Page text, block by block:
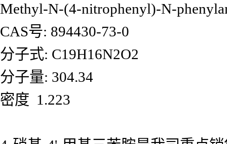
Methyl-N-(4-nitrophenyl)-N-
CAS号: 894430-73-0
分子式: C19H16N2O2
分子量: 304.34
密度 1.223